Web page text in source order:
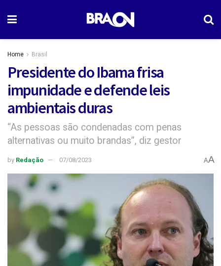
Home Brasil
Presidente do Ibama frisa
impunidade e defende leis
ambientais duras
“As pessoas são condenadas com penas
alternativas ou muito brandas”, diz gestor
by Redação 07/08/2023 AA